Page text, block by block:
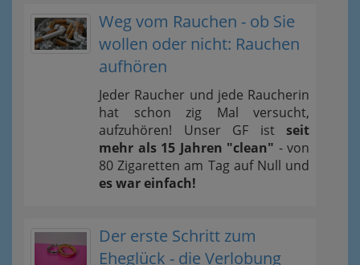
Weg vom Rauchen - ob Sie
wollen oder nicht: Rauchen
aufhören
Jeder Raucher und jede Raucherin
hat schon zig Mal versucht,
aufzuhören! Unser GF ist seit
mehr als 15 Jahren "clean" - von
80 Zigaretten am Tag auf Null und
es war einfach!
Der erste Schritt zum
Eheglück - die Verlobung